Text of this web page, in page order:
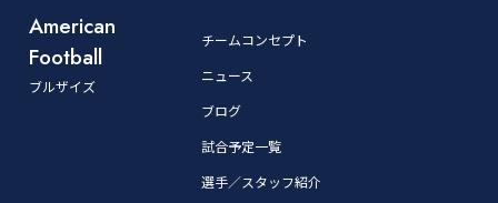
American
Football
ブルザイズ
チームコンセプト
ニュース
ブログ
試合予定一覧
選手／スタッフ紹介